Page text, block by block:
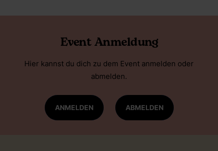
Event Anmeldung
Hier kannst du dich zu dem Event anmelden oder
abmelden.
ANMELDEN ABMELDEN